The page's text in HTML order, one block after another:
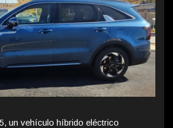
un vehículo híbrido eléctrico